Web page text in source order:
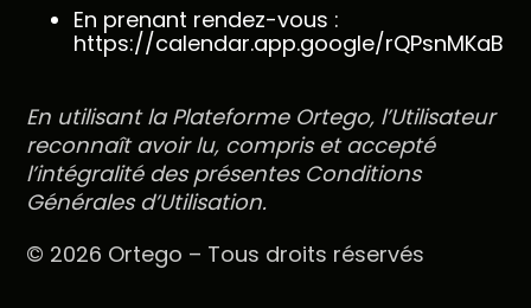
En prenant rendez-vous :
https://calendar.app.google/
En utilisant la Plateforme Ortego, l’Utilisateur
reconnaît avoir lu, compris et accepté
l’intégralité des présentes Conditions
Générales d’Utilisation.
© 2026 Ortego – Tous droits réservés